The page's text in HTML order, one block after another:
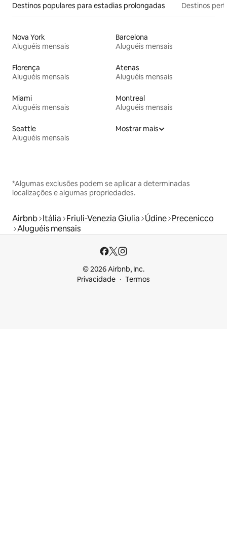
Destinos populares para estadias prolongadas Destinos
Nova York
Aluguéis mensais
Barcelona
Aluguéis mensais
Florença
Aluguéis mensais
Atenas
Aluguéis mensais
Miami
Aluguéis mensais
Montreal
Aluguéis mensais
Seattle
Aluguéis mensais
Mostrar mais
*Algumas exclusões podem se aplicar a determinadas
localizações e algumas propriedades.
Airbnb Itália Friuli-Venezia Giulia Údine Precenicco
Aluguéis mensais
© 2026 Airbnb, Inc.
Privacidade
Termos